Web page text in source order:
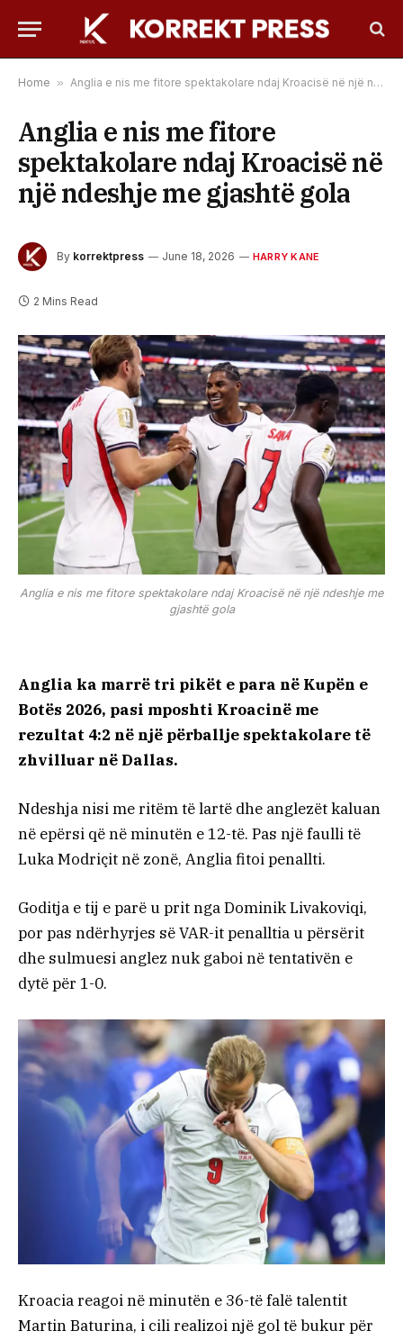
Home » Anglia e nis me fitore spektakolare ndaj Kroacisë në një ndeshje me gjashtë gola
Anglia e nis me fitore
spektakolare ndaj Kroacisë në
një ndeshje me gjashtë gola
By korrektpress June 18, 2026 HARRY KANE
2 Mins Read
Anglia e nis me fitore spektakolare ndaj Kroacisë në një ndeshje me
gjashtë gola
Anglia ka marrë tri pikët e para në Kupën e
Botës 2026, pasi mposhti Kroacinë me
rezultat 4:2 në një përballje spektakolare të
zhvilluar në Dallas.
Ndeshja nisi me ritëm të lartë dhe anglezët kaluan
në epërsi që në minutën e 12-të. Pas një faulli të
Luka Modriçit në zonë, Anglia fitoi penallti.
Goditja e tij e parë u prit nga Dominik Livakoviqi,
por pas ndërhyrjes së VAR-it penalltia u përsërit
dhe sulmuesi anglez nuk gaboi në tentativën e
dytë për 1-0.
Kroacia reagoi në minutën e 36-të falë talentit
Martin Baturina, i cili realizoi një gol të bukur për